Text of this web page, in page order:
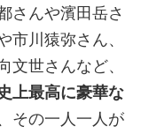
さんや濱田岳さ
市川猿弥さん、
文世さんなど、
上最高に豪華な
その一人一人が